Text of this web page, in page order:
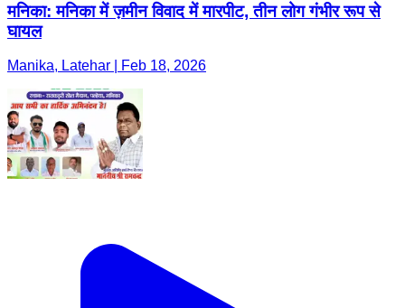
मनिका: मनिका में ज़मीन विवाद में मारपीट, तीन लोग गंभीर रूप से
घायल
Manika, Latehar | Feb 18, 2026